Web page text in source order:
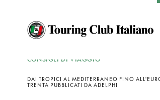
CONSIGLI DI VIAGGIO
DAI TROPICI AL MEDITERRANEO FINO
TRENTA PUBBLICATI DA ADELPHI